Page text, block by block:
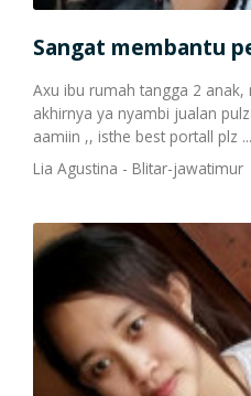
Cetak Struk
Sangat membantu
Axu ibu rumah tangga 2
akhirnya ya nyambi jualan
aamiin ,, isthe best portall plz ...
Lia Agustina - Blitar-jawatimur